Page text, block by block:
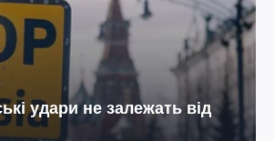
удари не залежать від